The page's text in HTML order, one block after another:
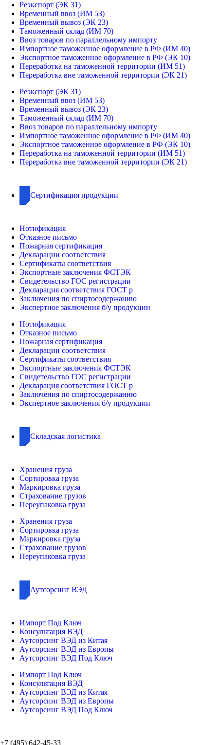
Реэкспорт (ЭК 31)
Временный ввоз (ИМ 53)
Временный вывоз (ЭК 23)
Таможенный склад (ИМ 70)
Ввоз товаров по параллельному импорту
Импортное таможенное оформление в РФ (ИМ 40)
Экспортное таможенное оформление в РФ (ЭК 10)
Переработка на таможенной территории (ИМ 51)
Переработка вне таможенной территории (ЭК 21)
Реэкспорт (ЭК 31)
Временный ввоз (ИМ 53)
Временный вывоз (ЭК 23)
Таможенный склад (ИМ 70)
Ввоз товаров по параллельному импорту
Импортное таможенное оформление в РФ (ИМ 40)
Экспортное таможенное оформление в РФ (ЭК 10)
Переработка на таможенной территории (ИМ 51)
Переработка вне таможенной территории (ЭК 21)
Сертификация продукции
Нотификация
Отказное письмо
Пожарная сертификация
Декларации соответствия
Сертификаты соответствия
Экспортные заключения ФСТЭК
Свидетельство ГОС регистрации
Декларация соответствия ГОСТ р
Заключения по спиртосодержанию
Экспертное заключения б/у продукции
Нотификация
Отказное письмо
Пожарная сертификация
Декларации соответствия
Сертификаты соответствия
Экспортные заключения ФСТЭК
Свидетельство ГОС регистрации
Декларация соответствия ГОСТ р
Заключения по спиртосодержанию
Экспертное заключения б/у продукции
Складская логистика
Хранения груза
Сортировка груза
Маркировка груза
Страхование грузов
Переупаковка груза
Хранения груза
Сортировка груза
Маркировка груза
Страхование грузов
Переупаковка груза
Аутсорсинг ВЭД
Импорт Под Ключ
Консультация ВЭД
Аутсорсинг ВЭД из Китая
Аутсорсинг ВЭД из Европы
Аутсорсинг ВЭД Под Ключ
Импорт Под Ключ
Консультация ВЭД
Аутсорсинг ВЭД из Китая
Аутсорсинг ВЭД из Европы
Аутсорсинг ВЭД Под Ключ
+7 (495) 642-45-33